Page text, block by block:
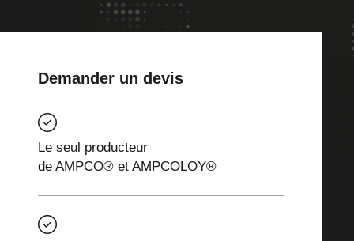
Demander un devis
Le seul producteur
de AMPCO® et AMPCOLOY®